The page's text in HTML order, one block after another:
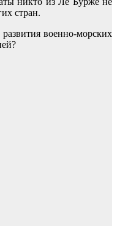
стран.
военно-морских